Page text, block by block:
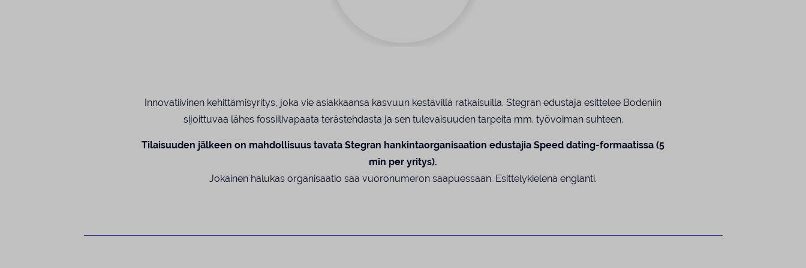
Innovatiivinen kehittämisyritys, joka vie asiakkaansa kasvuun kestävillä ratkaisuilla. Stegran edustaja esittelee Bodeniin
sijoittuvaa lähes fossiilivapaata terästehdasta ja sen tulevaisuuden tarpeita mm. työvoiman suhteen.
Tilaisuuden jälkeen on mahdollisuus tavata Stegran hankintaorganisaation edustajia Speed dating-formaatissa (5
min per yritys).
Jokainen halukas organisaatio saa vuoronumeron saapuessaan. Esittelykielenä englanti.